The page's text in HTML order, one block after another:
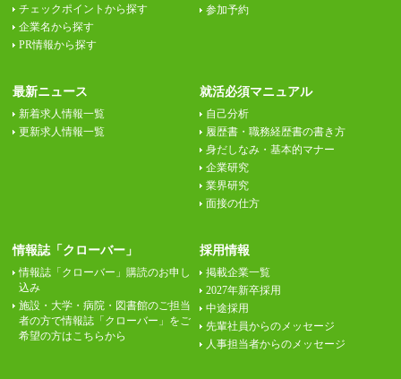
チェックポイントから探す
企業名から探す
PR情報から探す
参加予約
最新ニュース
新着求人情報一覧
更新求人情報一覧
就活必須マニュアル
自己分析
履歴書・職務経歴書の書き方
身だしなみ・基本的マナー
企業研究
業界研究
面接の仕方
情報誌「クローバー」
情報誌「クローバー」購読のお申し
込み
施設・大学・病院・図書館のご担当
者の方で情報誌「クローバー」をご
希望の方はこちらから
採用情報
掲載企業一覧
2027年新卒採用
中途採用
先輩社員からのメッセージ
人事担当者からのメッセージ